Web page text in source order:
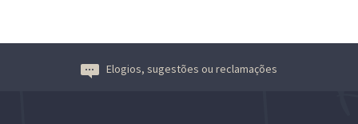
Elogios, sugestões ou reclamações